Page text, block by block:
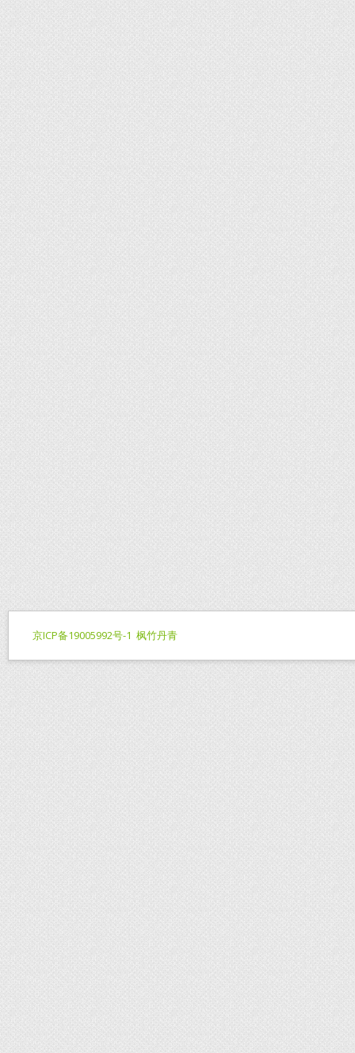
京ICP备19005992号-1 枫竹丹青